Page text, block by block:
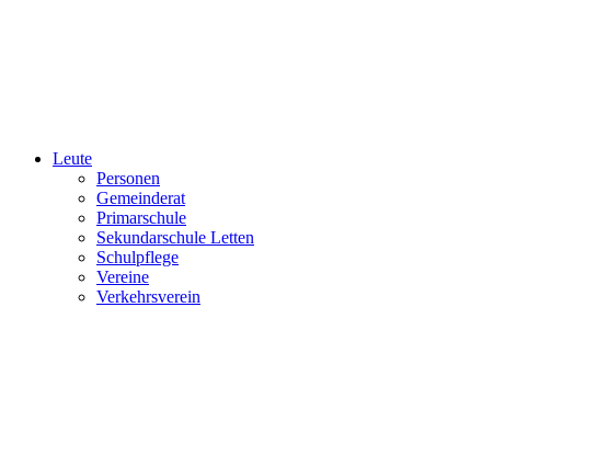
Leute
Personen
Gemeinderat
Primarschule
Sekundarschule Letten
Schulpflege
Vereine
Verkehrsverein